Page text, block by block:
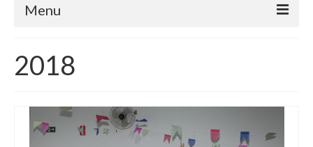
Menu
Programação Geral
Sobre nós
Eventos
2018